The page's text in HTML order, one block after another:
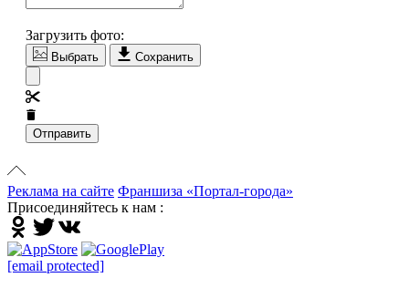
Загрузить фото:
Выбрать Сохранить
Отправить
Реклама на сайте Франшиза «Портал-города»
Присоединяйтесь к нам :
[email protected]